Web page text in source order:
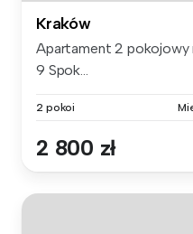
Kraków
Apartament 2 pokojowy
9 Spok...
2 pokoi
2 800 zł